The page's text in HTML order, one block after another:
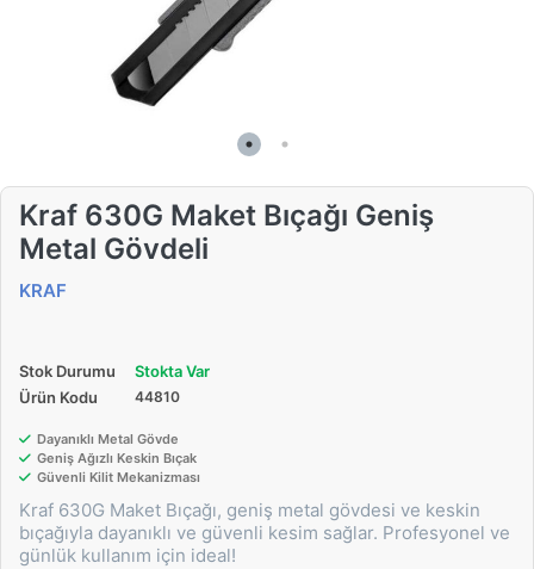
Kraf 630G Maket Bıçağı Geniş
Metal Gövdeli
KRAF
Stok Durumu
Stokta Var
Ürün Kodu
44810
Dayanıklı Metal Gövde
Geniş Ağızlı Keskin Bıçak
Güvenli Kilit Mekanizması
Kraf 630G Maket Bıçağı, geniş metal gövdesi ve keskin
bıçağıyla dayanıklı ve güvenli kesim sağlar. Profesyonel ve
günlük kullanım için ideal!